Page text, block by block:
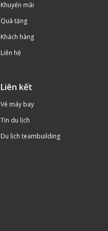
Khuyến mãi
Quà tặng
Khách hàng
Liên hệ
Liên kết
Vé máy bay
Tin du lịch
Du lịch teambuilding